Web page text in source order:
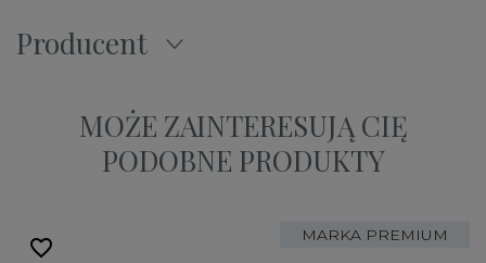
Producent
MOŻE ZAINTERESUJĄ CIĘ
PODOBNE PRODUKTY
MARKA PREMIUM
favorite_border